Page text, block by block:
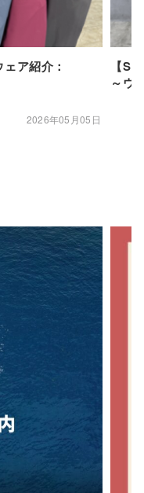
ア紹介：
2026年05月05日
【
～ウ